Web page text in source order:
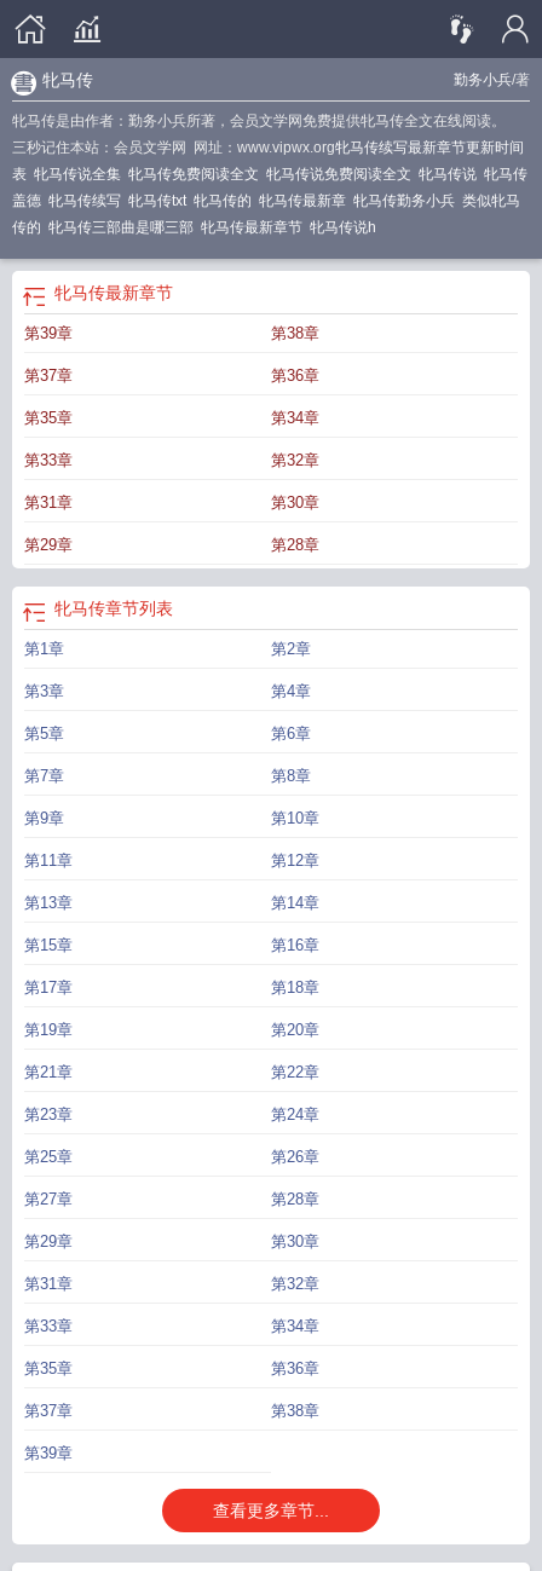
勤务小兵/著
牝马传
牝马传是由作者：勤务小兵所著，会员文学网免费提供牝马传全文在线阅读。
三秒记住本站：会员文学网 网址：www.vipwx.org牝马传续写最新章节更新时间
表 牝马传说全集 牝马传免费阅读全文 牝马传说免费阅读全文 牝马传说 牝马传
盖德 牝马传续写 牝马传txt 牝马传的 牝马传最新章 牝马传勤务小兵 类似牝马
传的 牝马传三部曲是哪三部 牝马传最新章节 牝马传说h
牝马传最新章节
第39章 第38章
第37章 第36章
第35章 第34章
第33章 第32章
第31章 第30章
第29章 第28章
牝马传章节列表
第1章 第2章
第3章 第4章
第5章 第6章
第7章 第8章
第9章 第10章
第11章 第12章
第13章 第14章
第15章 第16章
第17章 第18章
第19章 第20章
第21章 第22章
第23章 第24章
第25章 第26章
第27章 第28章
第29章 第30章
第31章 第32章
第33章 第34章
第35章 第36章
第37章 第38章
第39章
查看更多章节...